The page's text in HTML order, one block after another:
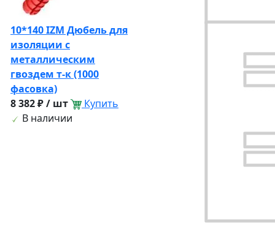
10*140 IZМ Дюбель для
изоляции с
металлическим
гвоздем т-к (1000
фасовка)
8 382 ₽ / шт
Купить
В наличии